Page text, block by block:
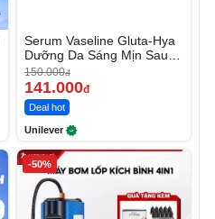
Serum Vaseline Gluta-Hya
Dưỡng Da Sáng Mịn Sau 7
Ngày
150.000đ
141.000đ
Deal hot
Unilever
-50%